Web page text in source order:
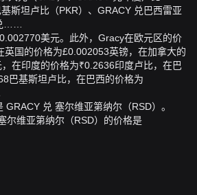
基斯坦卢比（PKR）、GRACY 兑巴西雷亚
……
美元。此外，Gracy在欧元区的价
英国的价格为£0.002053英镑，在加拿大的
在印度的价格为₹0.2636印度卢比，在巴
巴基斯坦卢比，在巴西的价格为
兑 塞尔维亚第纳尔（RSD）。
尔维亚第纳尔（RSD）的价格是